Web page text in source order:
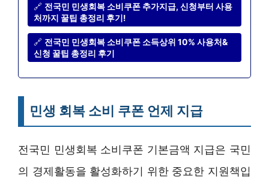
🔗 전국민 민생회복 소비쿠폰 추가지급, 신청부터 사용
처까지 꿀팁 총정리 후기!
🔗 전국민 민생회복 소비쿠폰 소득상위 10% 사용처&
신청 꿀팁 총정리 후기
민생 회복 소비 쿠폰 언제 지급
전국민 민생회복 소비쿠폰 기본금액 지급은 국민
의 경제활동을 활성화하기 위한 중요한 지원책입